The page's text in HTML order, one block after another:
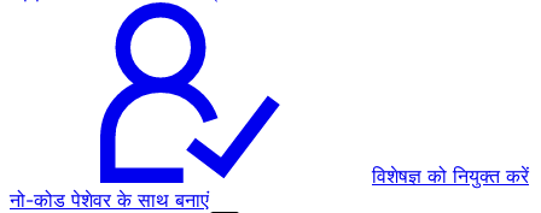
विशेषज्ञ को नियुक्त करें
नो-कोड पेशेवर के साथ बनाएं